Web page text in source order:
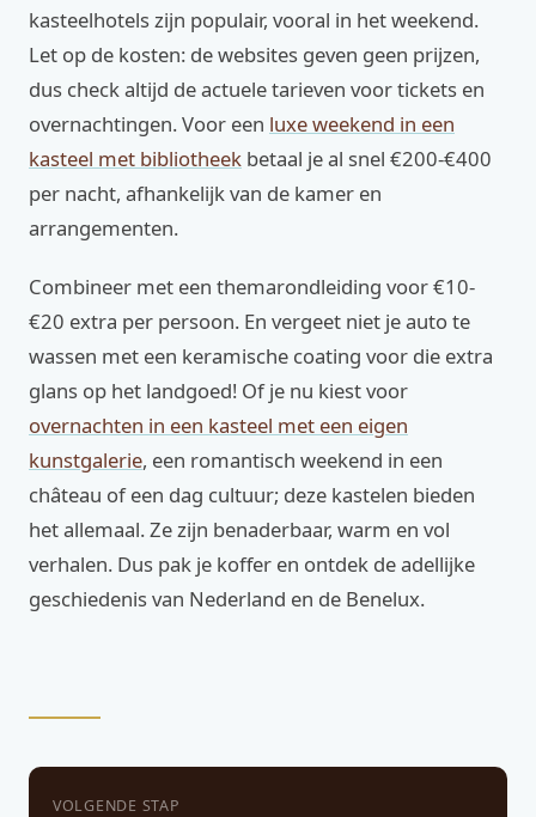
kasteelhotels zijn populair, vooral in het weekend.
Let op de kosten: de websites geven geen prijzen,
dus check altijd de actuele tarieven voor tickets en
overnachtingen. Voor een luxe weekend in een
kasteel met bibliotheek betaal je al snel €200-€400
per nacht, afhankelijk van de kamer en
arrangementen.
Combineer met een themarondleiding voor €10-
€20 extra per persoon. En vergeet niet je auto te
wassen met een keramische coating voor die extra
glans op het landgoed! Of je nu kiest voor
overnachten in een kasteel met een eigen
kunstgalerie, een romantisch weekend in een
château of een dag cultuur; deze kastelen bieden
het allemaal. Ze zijn benaderbaar, warm en vol
verhalen. Dus pak je koffer en ontdek de adellijke
geschiedenis van Nederland en de Benelux.
VOLGENDE STAP